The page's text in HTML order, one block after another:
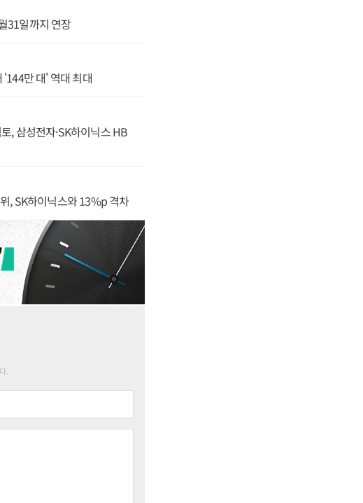
31일까지 연장
'144만 대' 역대 최대
, 삼성전자·SK하이닉스 HB
, SK하이닉스와 13%p 격차
.